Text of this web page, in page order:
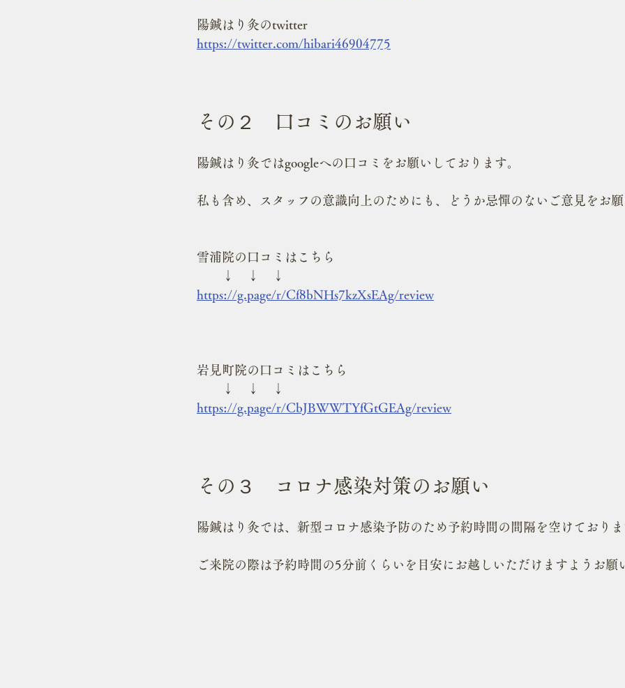
陽鍼はり灸のtwitter
https://twitter.com/hibari46904775
その２　口コミのお願い
陽鍼はり灸ではgoogleへの口コミをお願いしております。
私も含め、スタッフの意識向上のためにも、どうか忌憚のないご意見をお願
雪浦院の口コミはこちら
↓　↓　↓
https://g.page/r/Cf8bNHs7kzXsEAg/review
岩見町院の口コミはこちら
↓　↓　↓
https://g.page/r/CbJBWWTYfGtGEAg/review
その３　コロナ感染対策のお願い
陽鍼はり灸では、新型コロナ感染予防のため予約時間の間隔を空けておりま
ご来院の際は予約時間の5分前くらいを目安にお越しいただけますようお願